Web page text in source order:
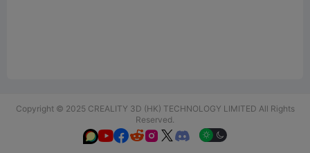
Copyright © 2025 CREALITY 3D (HK) TECHNOLOGY LIMITED All Rights
Reserved.
  